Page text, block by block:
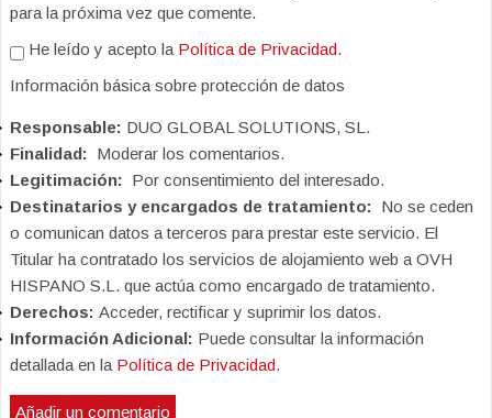
para la próxima vez que comente.
He leído y acepto la Política de Privacidad.
Información básica sobre protección de datos
Responsable: DUO GLOBAL SOLUTIONS, SL.
Finalidad: Moderar los comentarios.
Legitimación: Por consentimiento del interesado.
Destinatarios y encargados de tratamiento: No se ceden
o comunican datos a terceros para prestar este servicio. El
Titular ha contratado los servicios de alojamiento web a OVH
HISPANO S.L. que actúa como encargado de tratamiento.
Derechos: Acceder, rectificar y suprimir los datos.
Información Adicional: Puede consultar la información
detallada en la Política de Privacidad.